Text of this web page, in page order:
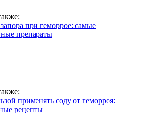
при геморрое: самые
препараты
применять соду от геморроя:
рецепты